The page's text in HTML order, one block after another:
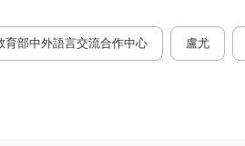
育部中外語言交流合作中心 盧尤